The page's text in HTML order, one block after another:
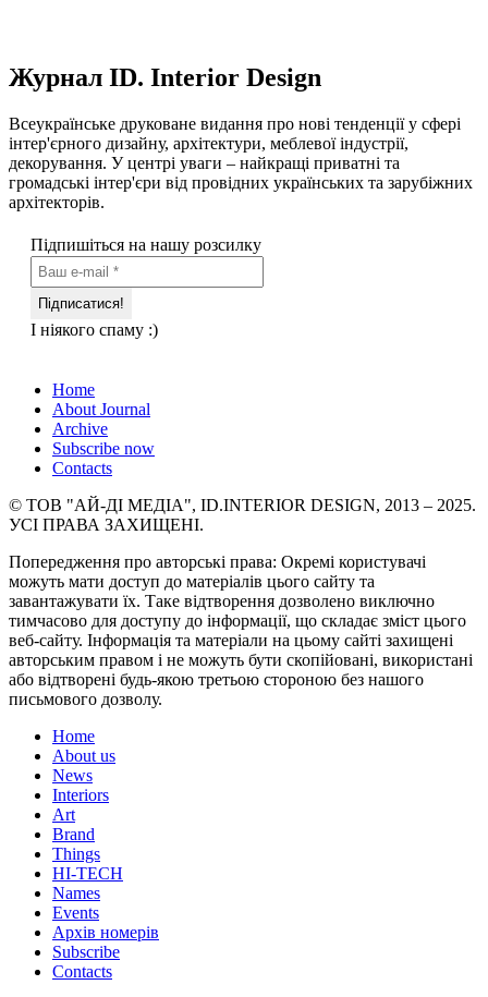
Журнал ID. Interior Design
Всеукраїнське друковане видання про нові тенденції у сфері
інтер'єрного дизайну, архітектури, меблевої індустрії,
декорування. У центрі уваги – найкращі приватні та
громадські інтер'єри від провідних українських та зарубіжних
архітекторів.
Підпишіться на нашу розсилку
І ніякого спаму :)
Home
About Journal
Archive
Subscribe now
Contacts
© ТОВ "АЙ-ДІ МЕДІА", ID.INTERIOR DESIGN, 2013 – 2025.
УСІ ПРАВА ЗАХИЩЕНІ.
Попередження про авторські права: Окремі користувачі
можуть мати доступ до матеріалів цього сайту та
завантажувати їх. Таке відтворення дозволено виключно
тимчасово для доступу до інформації, що складає зміст цього
веб-сайту. Інформація та матеріали на цьому сайті захищені
авторським правом і не можуть бути скопійовані, використані
або відтворені будь-якою третьою стороною без нашого
письмового дозволу.
Home
About us
News
Interiors
Art
Brand
Things
HI-TECH
Names
Events
Архів номерів
Subscribe
Contacts